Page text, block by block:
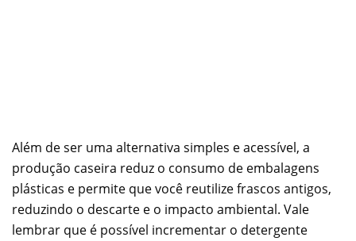
Além de ser uma alternativa simples e acessível, a
produção caseira reduz o consumo de embalagens
plásticas e permite que você reutilize frascos antigos,
reduzindo o descarte e o impacto ambiental. Vale
lembrar que é possível incrementar o detergente